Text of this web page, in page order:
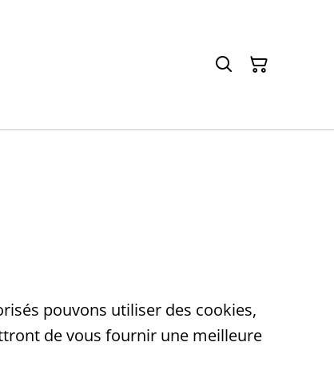
pouvons utiliser des cookies,
de vous fournir une meilleure